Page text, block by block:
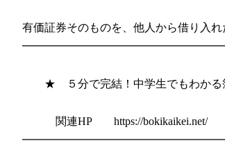
有価証券そのものを、他人から借り入れ
★ ５分で完結！中学生でもわかる
関連HP https://